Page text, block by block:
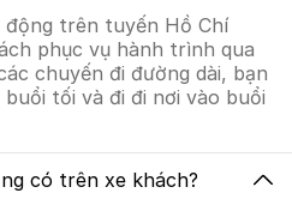
trên tuyến Hồ Chí
phục vụ hành trình qua
chuyến đi đường dài, bạn
tối và đi đi nơi vào buổi
có trên xe khách?